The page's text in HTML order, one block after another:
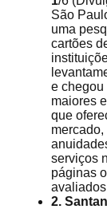
São
uma
cartões
e chegou
maiores
que
serviços
páginas
2.